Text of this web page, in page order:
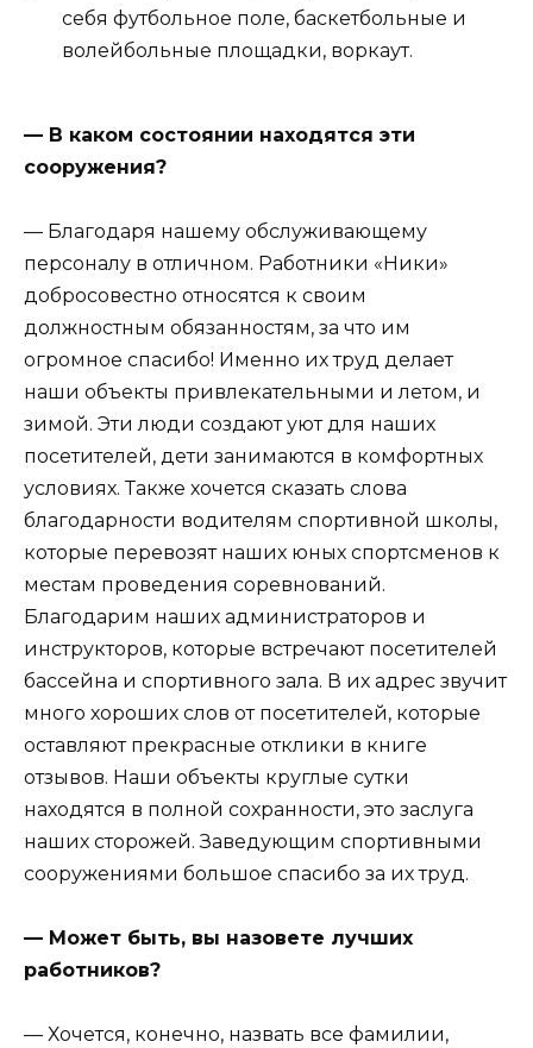
себя футбольное поле, баскетбольные и
волейбольные площадки, воркаут.
— В каком состоянии находятся эти
сооружения?
— Благодаря нашему обслуживающему
персоналу в отличном. Работники «Ники»
добросовестно относятся к своим
должностным обязанностям, за что им
огромное спасибо! Именно их труд делает
наши объекты привлекательными и летом, и
зимой. Эти люди создают уют для наших
посетителей, дети занимаются в комфортных
условиях. Также хочется сказать слова
благодарности водителям спортивной школы,
которые перевозят наших юных спортсменов к
местам проведения соревнований.
Благодарим наших администраторов и
инструкторов, которые встречают посетителей
бассейна и спортивного зала. В их адрес звучит
много хороших слов от посетителей, которые
оставляют прекрасные отклики в книге
отзывов. Наши объекты круглые сутки
находятся в полной сохранности, это заслуга
наших сторожей. Заведующим спортивными
сооружениями большое спасибо за их труд.
— Может быть, вы назовете лучших
работников?
— Хочется, конечно, назвать все фамилии,